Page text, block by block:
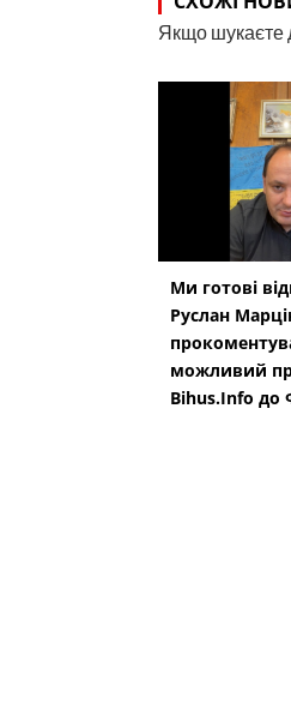
Якщо шукаєте
Ми готові
Руслан
можливий
Bihus.Info до